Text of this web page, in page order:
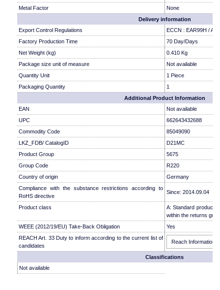
Metal Factor
None
Delivery information
Export Control Regulations
ECCN : EAR99H / AL
Factory Production Time
70 Day/Days
Net Weight (kg)
0.410 Kg
Package size unit of measure
Not available
Quantity Unit
1 Piece
Packaging Quantity
1
Additional Product Information
EAN
Not available
UPC
662643432688
Commodity Code
85049090
LKZ_FDB/ CatalogID
D21MC
Product Group
5675
Group Code
R220
Country of origin
Germany
Compliance with the substance restrictions according to
RoHS directive
Since: 2014.09.04
Product class
A: Standard product
within the returns
WEEE (2012/19/EU) Take-Back Obligation
Yes
REACH Art. 33 Duty to inform according to the current list of
candidates
Reach Information
Classifications
Not available